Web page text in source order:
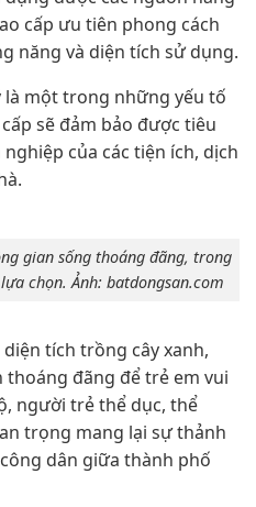
cấp ưu tiên phong cách
năng và diện tích sử dụng.
là một trong những yếu tố
sẽ đảm bảo được tiêu
của các tiện ích, dịch
gian sống thoáng đãng, trong
chọn. Ảnh: batdongsan.com
tích trồng cây xanh,
đãng để trẻ em vui
người trẻ thể dục, thể
trọng mang lại sự thảnh
dân giữa thành phố